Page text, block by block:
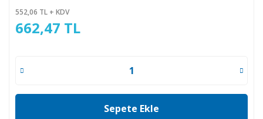
552,06 TL + KDV
662,47 TL
Sepete Ekle